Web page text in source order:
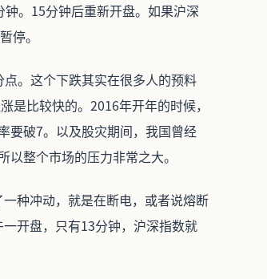
。15分钟后重新开盘。如果沪深
停。
。这个下跌其实在很多人的预料
是比较快的。2016年开年的时候，
要破7。以及股灾期间，我国曾经
整个市场的压力非常之大。
种冲动，就是在断电，或者说熔断
开盘，只有13分钟，沪深指数就